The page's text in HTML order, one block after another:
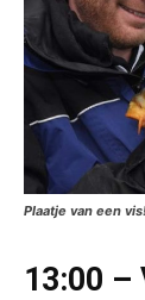
Plaatje van een
13:00